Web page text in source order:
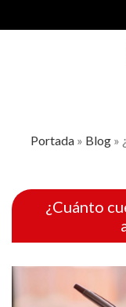
Portada» Blog»
¿Cuánto